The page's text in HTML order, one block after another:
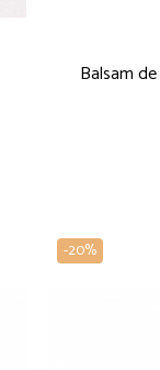
Balsam
-20%